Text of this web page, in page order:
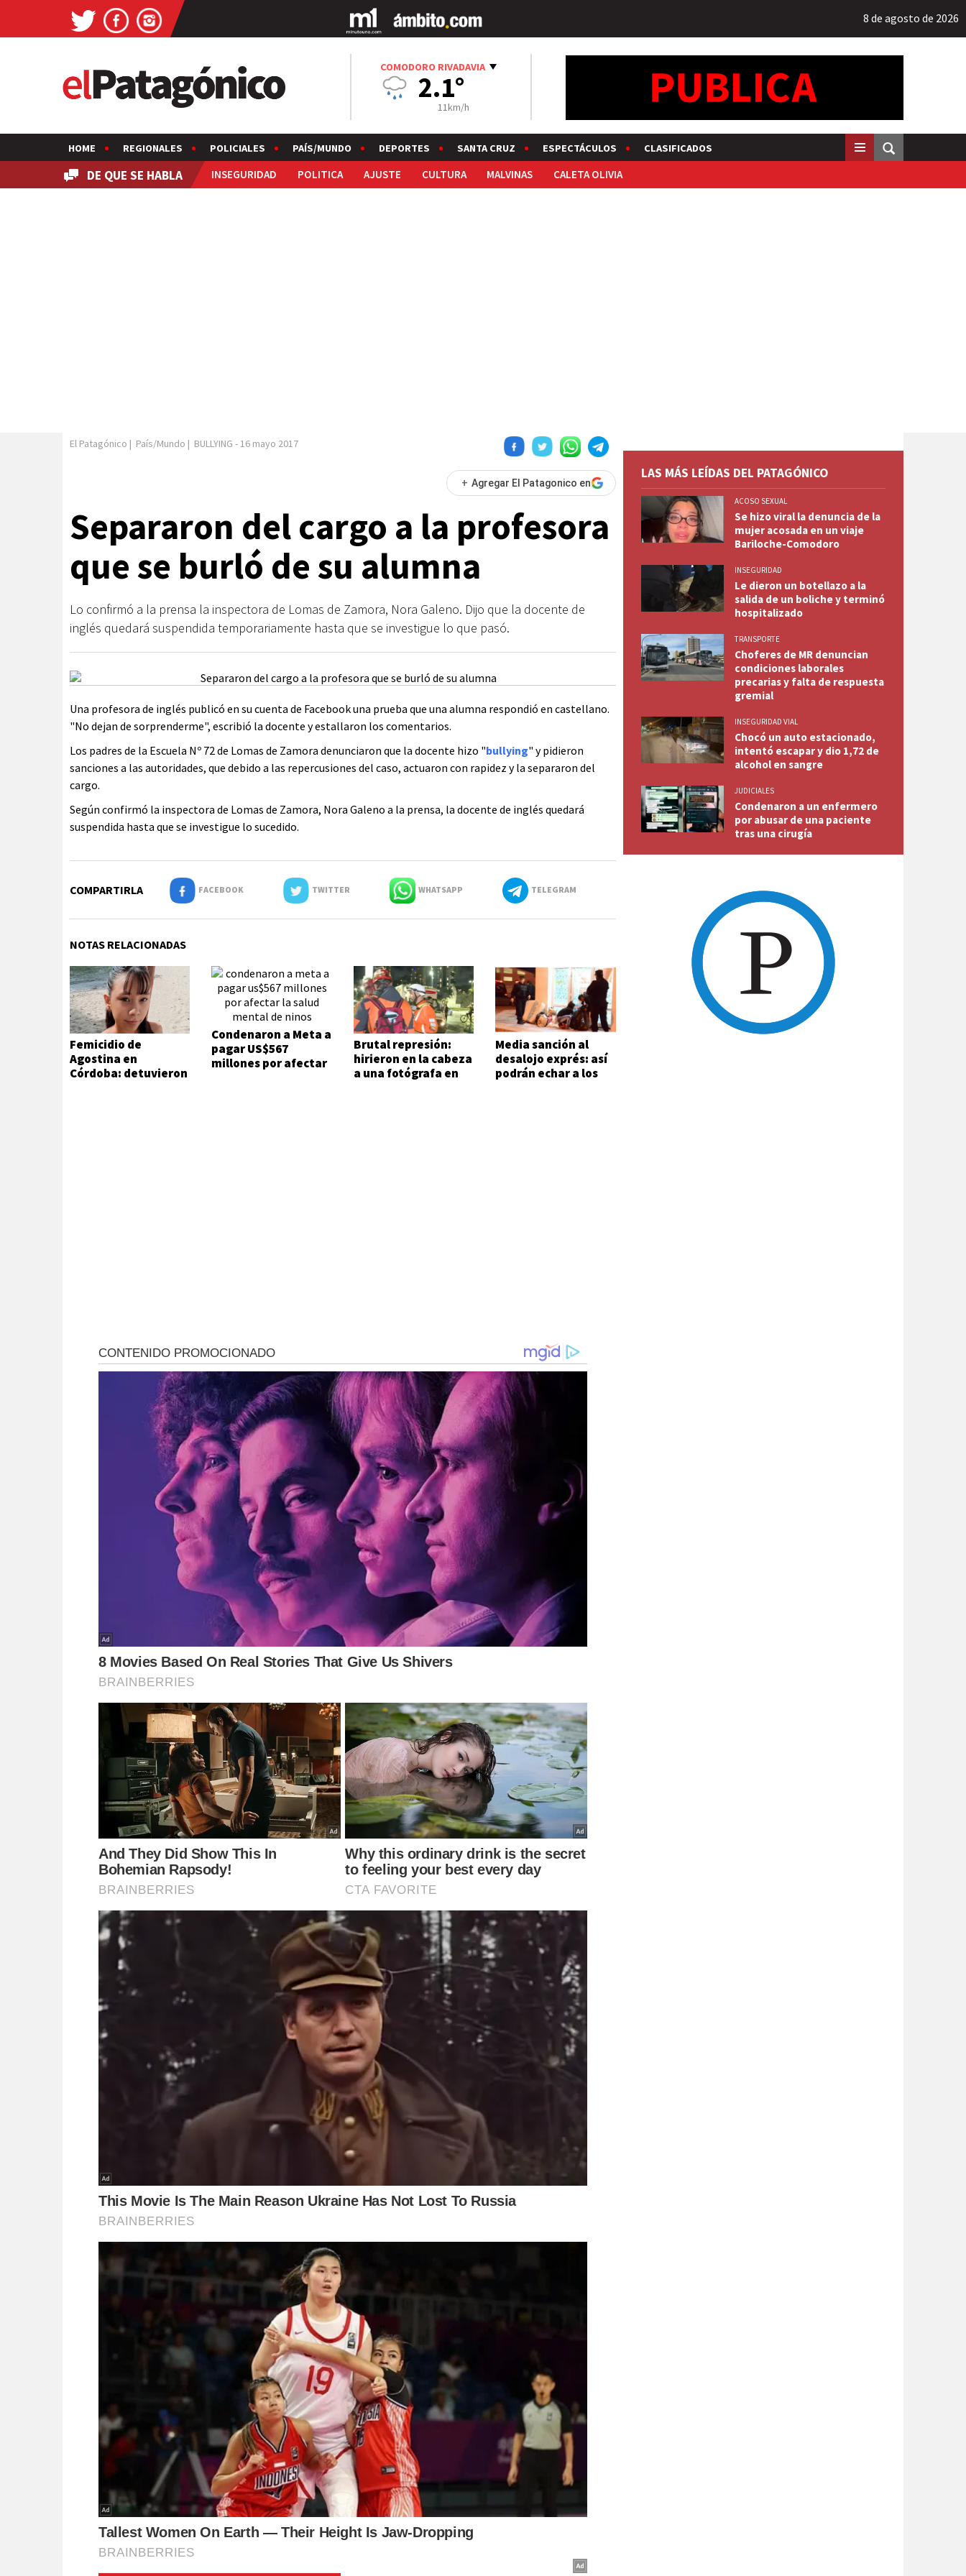
8 de agosto de 2026
COMODORO RIVADAVIA
2.1°
11km/h
HOME REGIONALES POLICIALES PAÍS/MUNDO DEPORTES SANTA CRUZ ESPECTÁCULOS CLASIFICADOS
DE QUE SE HABLA INSEGURIDAD POLITICA AJUSTE CULTURA MALVINAS CALETA OLIVIA
El Patagónico | País/Mundo | BULLYING - 16 mayo 2017
+ Agregar El Patagonico en
Separaron del cargo a la profesora
que se burló de su alumna
Lo confirmó a la prensa la inspectora de Lomas de Zamora, Nora Galeno. Dijo que la docente de
inglés quedará suspendida temporariamente hasta que se investigue lo que pasó.
Una profesora de inglés publicó en su cuenta de Facebook una prueba que una alumna respondió en castellano.
"No dejan de sorprenderme", escribió la docente y estallaron los comentarios.
Los padres de la Escuela Nº 72 de Lomas de Zamora denunciaron que la docente hizo "bullying" y pidieron
sanciones a las autoridades, que debido a las repercusiones del caso, actuaron con rapidez y la separaron del
cargo.
Según confirmó la inspectora de Lomas de Zamora, Nora Galeno a la prensa, la docente de inglés quedará
suspendida hasta que se investigue lo sucedido.
COMPARTIRLA FACEBOOK TWITTER WHATSAPP TELEGRAM
NOTAS RELACIONADAS
Femicidio de
Agostina en
Córdoba: detuvieron
Condenaron a Meta a
pagar US$567
millones por afectar
Brutal represión:
hirieron en la cabeza
a una fotógrafa en
Media sanción al
desalojo exprés: así
podrán echar a los
LAS MÁS LEÍDAS DEL PATAGÓNICO
ACOSO SEXUAL
Se hizo viral la denuncia de la
mujer acosada en un viaje
Bariloche-Comodoro
INSEGURIDAD
Le dieron un botellazo a la
salida de un boliche y terminó
hospitalizado
TRANSPORTE
Choferes de MR denuncian
condiciones laborales
precarias y falta de respuesta
gremial
INSEGURIDAD VIAL
Chocó un auto estacionado,
intentó escapar y dio 1,72 de
alcohol en sangre
JUDICIALES
Condenaron a un enfermero
por abusar de una paciente
tras una cirugía